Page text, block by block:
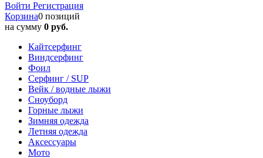
Войти Регистрация
Корзина0 позиций
на сумму 0 руб.
Кайтсерфинг
Виндсерфинг
Фоил
Серфинг / SUP
Вейк / водные лыжи
Сноуборд
Горные лыжи
Зимняя одежда
Летняя одежда
Аксессуары
Мото